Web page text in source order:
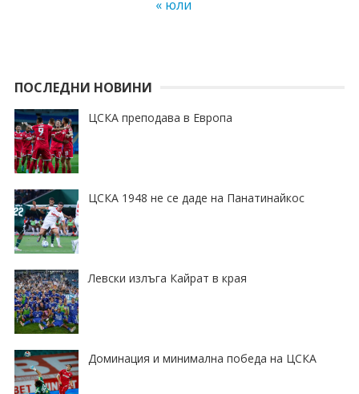
« юли
ПОСЛЕДНИ НОВИНИ
ЦСКА преподава в Европа
ЦСКА 1948 не се даде на Панатинайкос
Левски излъга Кайрат в края
Доминация и минимална победа на ЦСКА